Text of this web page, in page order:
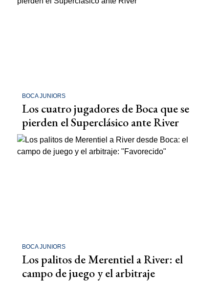
BOCA JUNIORS
Los cuatro jugadores de Boca que se
pierden el Superclásico ante River
BOCA JUNIORS
Los palitos de Merentiel a River: el
campo de juego y el arbitraje